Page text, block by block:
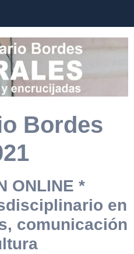
Bordes
ONLINE *
en
comunicación